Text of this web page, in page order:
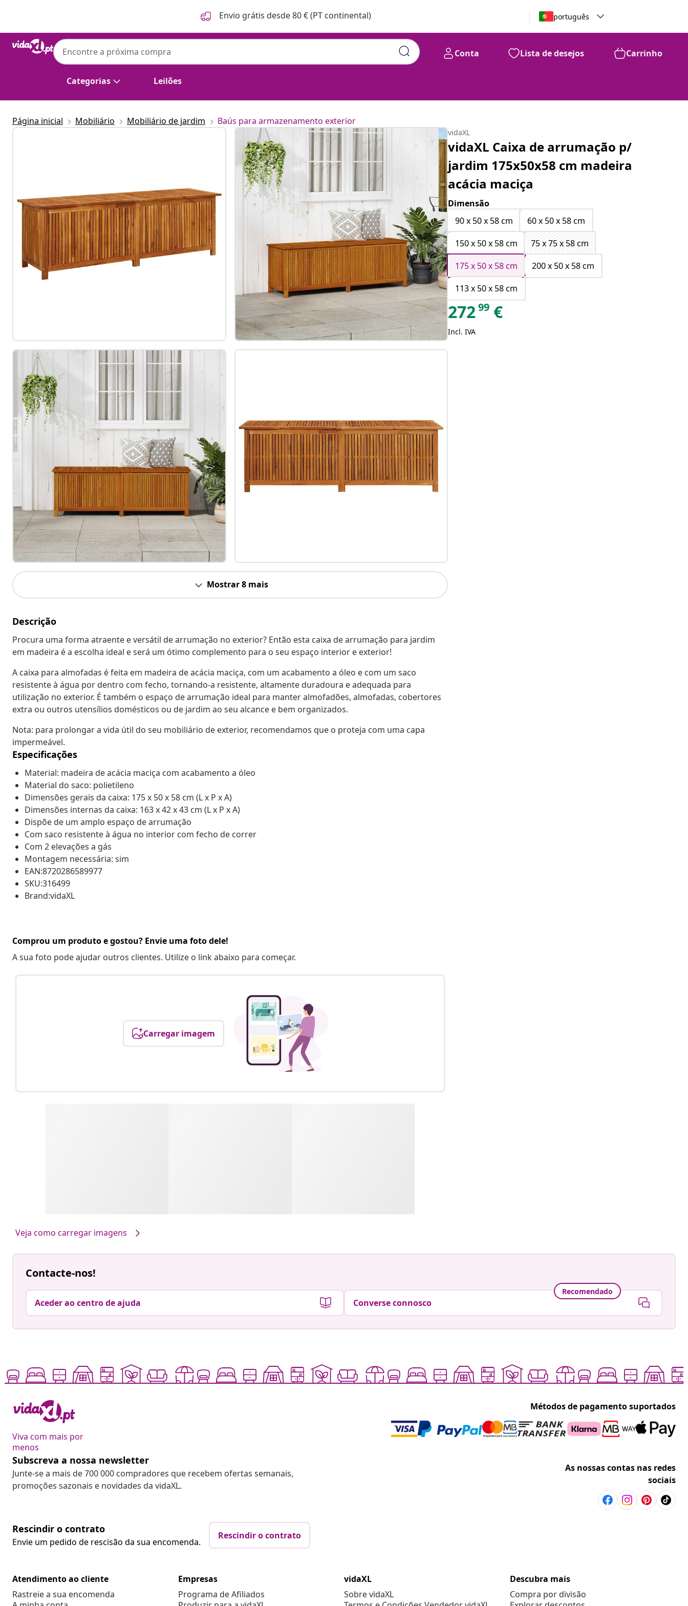
Envio grátis desde 80 € (PT continental) português
Categorias Leilões
Conta Lista de desejos Carrinho
Página inicial Mobiliário Mobiliário de jardim Baús para armazenamento exterior
Mostrar 8 mais
Descrição
Procura uma forma atraente e versátil de arrumação no exterior? Então esta caixa de arrumação para jardim
em madeira é a escolha ideal e será um ótimo complemento para o seu espaço interior e exterior!
A caixa para almofadas é feita em madeira de acácia maciça, com um acabamento a óleo e com um saco
resistente à água por dentro com fecho, tornando-a resistente, altamente duradoura e adequada para
utilização no exterior. É também o espaço de arrumação ideal para manter almofadões, almofadas, cobertores
extra ou outros utensílios domésticos ou de jardim ao seu alcance e bem organizados.
Nota: para prolongar a vida útil do seu mobiliário de exterior, recomendamos que o proteja com uma capa
impermeável.
Especificações
Material: madeira de acácia maciça com acabamento a óleo
Material do saco: polietileno
Dimensões gerais da caixa: 175 x 50 x 58 cm (L x P x A)
Dimensões internas da caixa: 163 x 42 x 43 cm (L x P x A)
Dispõe de um amplo espaço de arrumação
Com saco resistente à água no interior com fecho de correr
Com 2 elevações a gás
Montagem necessária: sim
EAN:8720286589977
SKU:316499
Brand:vidaXL
Comprou um produto e gostou? Envie uma foto dele!
A sua foto pode ajudar outros clientes. Utilize o link abaixo para começar.
Carregar imagem
Veja como carregar imagens
vidaXL
vidaXL Caixa de arrumação p/
jardim 175x50x58 cm madeira
acácia maciça
Dimensão
90 x 50 x 58 cm
60 x 50 x 58 cm
150 x 50 x 58 cm
75 x 75 x 58 cm
175 x 50 x 58 cm
200 x 50 x 58 cm
113 x 50 x 58 cm
27299 €
Incl. IVA
Contacte-nos!
Aceder ao centro de ajuda
Recomendado
Converse connosco
Viva com mais por
menos
Métodos de pagamento suportados
Subscreva a nossa newsletter
Junte-se a mais de 700 000 compradores que recebem ofertas semanais,
promoções sazonais e novidades da vidaXL.
As nossas contas nas redes
sociais
Rescindir o contrato
Envie um pedido de rescisão da sua encomenda.
Rescindir o contrato
Atendimento ao cliente
Rastreie a sua encomenda
Empresas
Programa de Afiliados
vidaXL
Sobre vidaXL
Descubra mais
Compra por divisão